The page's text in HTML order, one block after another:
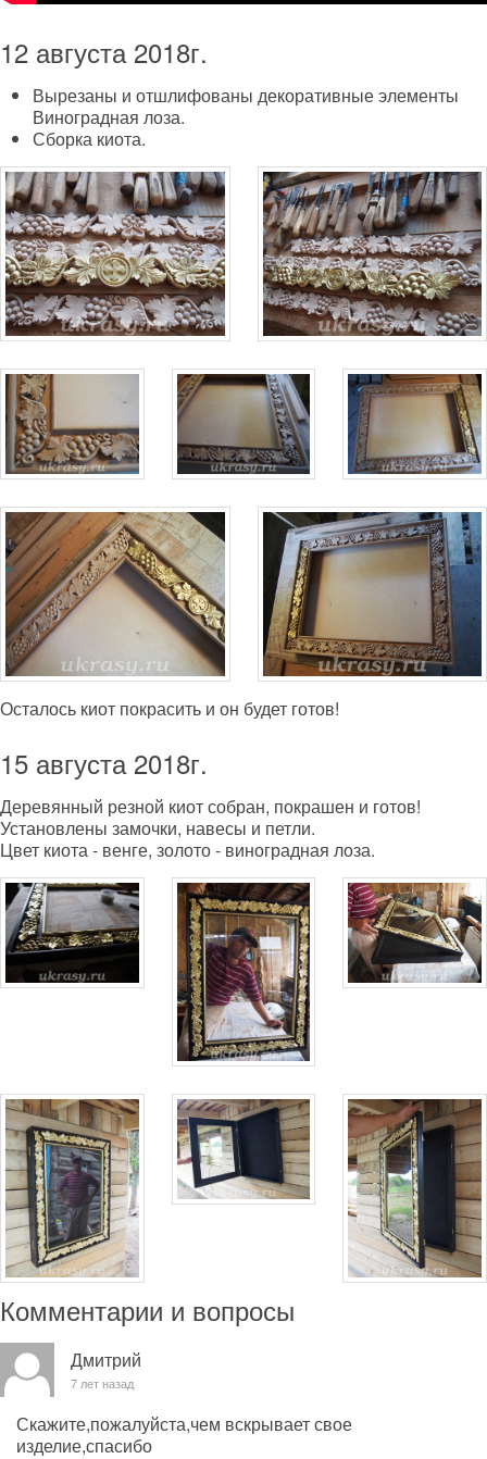
12 августа 2018г.
Вырезаны и отшлифованы декоративные элементы
Виноградная лоза.
Сборка киота.
Осталось киот покрасить и он будет готов!
15 августа 2018г.
Деревянный резной киот собран, покрашен и готов!
Установлены замочки, навесы и петли.
Цвет киота - венге, золото - виноградная лоза.
Комментарии и вопросы
Дмитрий
7 лет назад
Скажите,пожалуйста,чем вскрывает свое
изделие,спасибо